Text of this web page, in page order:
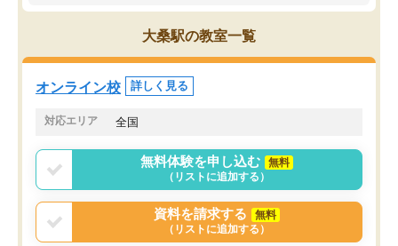
のも重宝しています。
大桑駅の教室一覧
オンライン校 詳しく見る
対応エリア 全国
無料体験を申し込む
無料
（リストに追加する）
資料を請求する
無料
（リストに追加する）